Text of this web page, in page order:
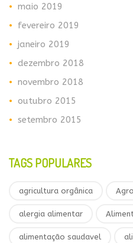
maio 2019
fevereiro 2019
janeiro 2019
dezembro 2018
novembro 2018
outubro 2015
setembro 2015
TAGS POPULARES
agricultura orgânica
alergia alimentar
alimentação saudavel